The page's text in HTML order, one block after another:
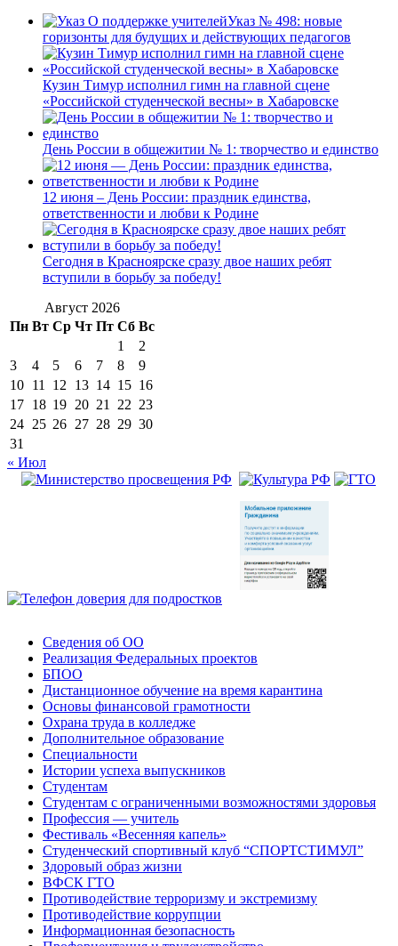
Указ № 498: новые
горизонты для будущих и действующих педагогов
Кузин Тимур исполнил гимн на главной сцене
«Российской студенческой весны» в Хабаровске
День России в общежитии № 1: творчество и единство
12 июня – День России: праздник единства,
ответственности и любви к Родине
Сегодня в Красноярске сразу двое наших ребят
вступили в борьбу за победу!
Август 2026
Пн Вт Ср Чт Пт Сб Вс
1
2
3
4 5 6 7 8
9
10 11 12 13 14 15 16
17 18 19 20 21 22 23
24 25 26 27 28 29 30
31
« Июл
Сведения об ОО
Реализация Федеральных проектов
БПОО
Дистанционное обучение на время карантина
Основы финансовой грамотности
Охрана труда в колледже
Дополнительное образование
Специальности
Истории успеха выпускников
Студентам
Студентам с ограниченными возможностями здоровья
Профессия — учитель
Фестиваль «Весенняя капель»
Студенческий спортивный клуб “СПОРТСТИМУЛ”
Здоровый образ жизни
ВФСК ГТО
Противодействие терроризму и экстремизму
Противодействие коррупции
Информационная безопасность